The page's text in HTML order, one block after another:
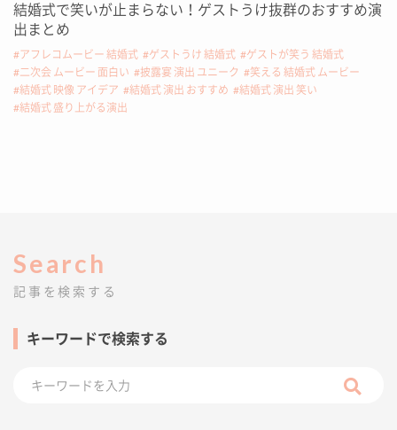
結婚式で笑いが止まらない！ゲストうけ抜群のおすすめ演
出まとめ
アフレコムービー 結婚式 ゲストうけ 結婚式
ゲストが笑う 結婚式
二次会 ムービー 面白い
披露宴 演出 ユニーク
笑える 結婚式 ムービー
結婚式 映像 アイデア
結婚式 演出 おすすめ
結婚式 演出 笑い
結婚式 盛り上がる演出
Search
記事を検索する
キーワードで検索する